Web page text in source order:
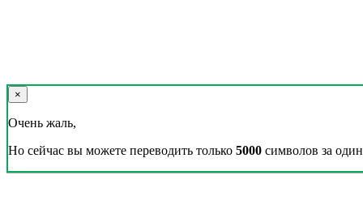
×
Очень жаль,
Но сейчас вы можете переводить только 5000 символов за один